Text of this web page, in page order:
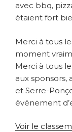
avec bbq,
étaient fort
Merci à tous
moment
Merci à tous
aux
et Serre-
événement
Voir le